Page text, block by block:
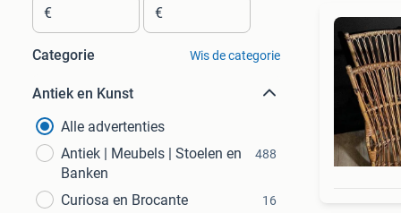
€ €
Categorie Wis de categorie
Antiek en Kunst
Alle advertenties
Antiek | Meubels | Stoelen en
Banken
488
Curiosa en Brocante 16